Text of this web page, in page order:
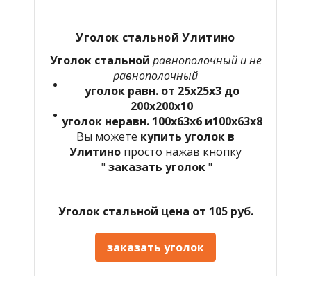
Уголок стальной Улитино
Уголок стальной равнополочный и не
равнополочный
уголок равн. от 25х25х3 до
200х200х10
уголок неравн. 100х63х6 и100х63х8
Вы можете купить уголок в
Улитино просто нажав кнопку
" заказать уголок"
Уголок стальной цена от 105 руб.
заказать уголок